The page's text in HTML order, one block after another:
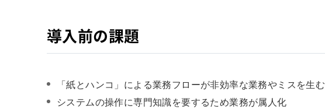
導入前の課題
「紙とハンコ」による業務フローが非効率な業務やミスを生む
システムの操作に専門知識を要するため業務が属人化